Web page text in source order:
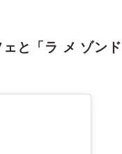
と「ラ メ ゾン